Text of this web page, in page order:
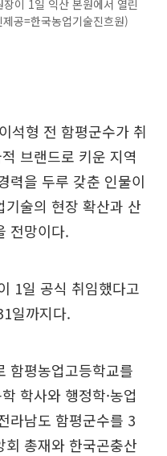
이 1일 익산 본원에서 열린
공=한국농업기술진흐원)
석형 전 함평군수가 취
브랜드로 키운 지역
력을 두루 갖춘 인물이
술의 현장 확산과 산
전망이다.
1일 공식 취임했다고
일까지다.
함평농업고등학교를
학사와 행정학·농업
라남도 함평군수를 3
총재와 한국곤충산